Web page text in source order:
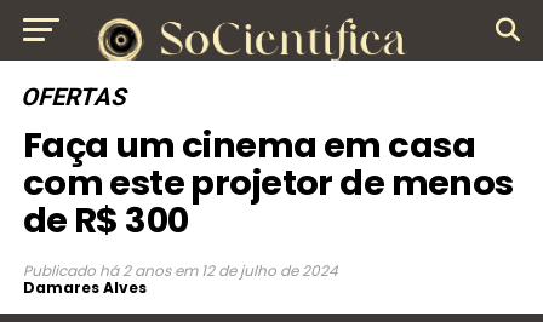
OFERTAS
Faça um cinema em casa
com este projetor de menos
de R$ 300
Publicado há 2 anos em 12 de julho de 2024
Damares Alves